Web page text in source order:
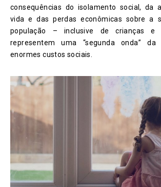
consequências do isolamento social, da
vida e das perdas econômicas sobre a
população – inclusive de crianças e
representem uma “segunda onda” da
enormes custos sociais.